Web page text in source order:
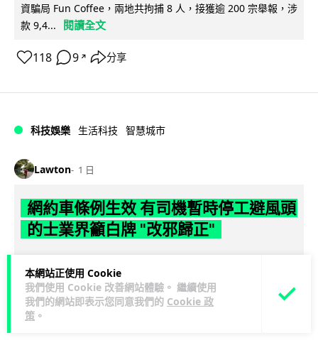
本網站正使用 Cookie
我們使用 Cookie 改善網站體驗。 繼續使用
我們的網站即表示您同意我們的 Cookie 政
策 。
資騙局 Fun Coffee，兩地共拘捕 8 人，接獲逾 200 宗舉報，涉
款 9,4...
閱讀全文
118 9 ↗ 分享
科技娛樂 生活科技 智慧城市
Lawton 1 日
網約車條例生效 有司機暫時停工避風頭
的士業界籲白牌 "改邪歸正"
望白牌車司機，能夠「改邪歸正」回流駕駛的士。新例大幅提
高罰則，首次定罪最高罰款... 閱讀全文
204